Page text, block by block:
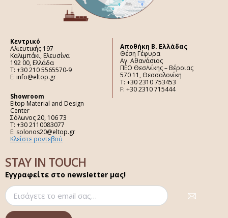
Κεντρικό
Αλιευτικής 197
Καλιμπάκι, Ελευσίνα
192 00, Ελλάδα
Τ: +30 210 5565570-9
E: info@eltop.gr
Showroom
Eltop Material and Design
Center
Σόλωνος 20, 106 73
Τ: +30 2110083077
E: solonos20@eltop.gr
Κλείστε ραντεβού
Aποθήκη Β. Ελλάδας
Θέση Γέφυρα
Αγ. Αθανάσιος
ΠΕΟ Θεσ/νίκης – Βέροιας
570 11, Θεσσαλονίκη
Τ: +30 2310 753453
F: +30 2310 715444
STAY IN TOUCH
Εγγραφείτε στο newsletter μας!